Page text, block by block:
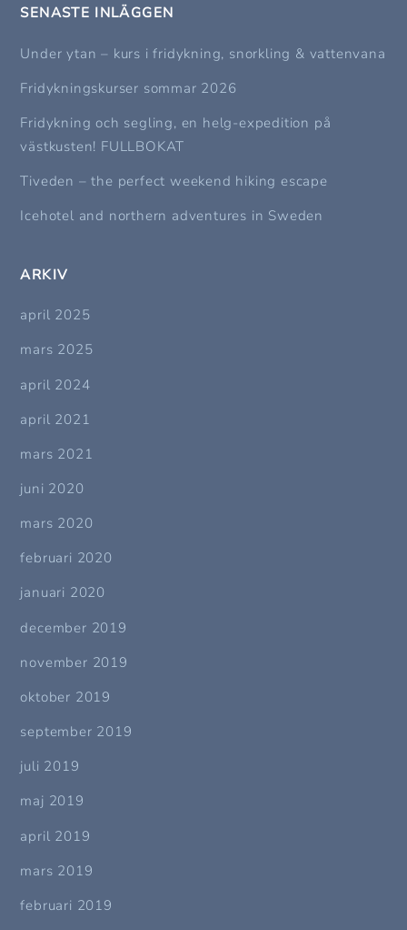
SENASTE INLÄGGEN
Under ytan – kurs i fridykning, snorkling & vattenvana
Fridykningskurser sommar 2026
Fridykning och segling, en helg-expedition på
västkusten! FULLBOKAT
Tiveden – the perfect weekend hiking escape
Icehotel and northern adventures in Sweden
ARKIV
april 2025
mars 2025
april 2024
april 2021
mars 2021
juni 2020
mars 2020
februari 2020
januari 2020
december 2019
november 2019
oktober 2019
september 2019
juli 2019
maj 2019
april 2019
mars 2019
februari 2019